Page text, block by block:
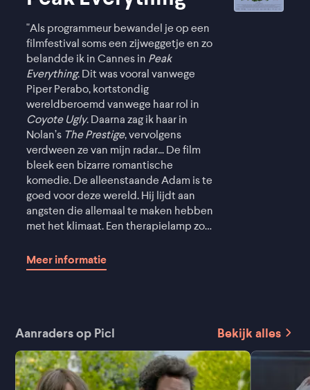
"Als programmeur bewandel je op een
filmfestival soms een zijweggetje en zo
belandde ik in Cannes in Peak
Everything. Dit was vooral vanwege
Piper Perabo, kortstondig
wereldberoemd vanwege haar rol in
Coyote Ugly. Daarna zag ik haar in
Nolan’s The Prestige, vervolgens
verdween ze van mijn radar... De film
bleek een bizarre romantische
komedie. De alleenstaande Adam is te
goed voor deze wereld. Hij lijdt aan
angsten die allemaal te maken hebben
met het klimaat. Een therapielamp zou
ding weigert dienst dus belt hij de
helpdesk. Daar krijgt hij Tina (Piper
Meer informatie
Aanraders op Picl Bekijk alles